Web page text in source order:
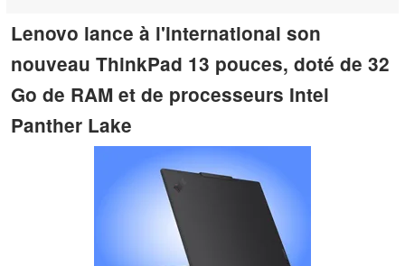
Lenovo lance à l'international son
nouveau ThinkPad 13 pouces, doté de 32
Go de RAM et de processeurs Intel
Panther Lake